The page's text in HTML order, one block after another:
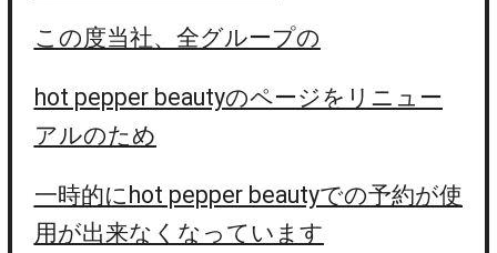
この度当社、全グループの
hot pepper beautyのページをリニュー
アルのため
一時的にhot pepper beautyでの予約が使
用が出来なくなっています